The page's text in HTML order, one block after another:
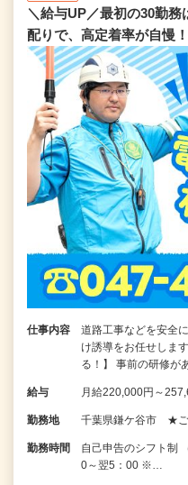
＼給与UP／最初の30勤
配りで、高定着率が自慢
仕事内容
道路工事などを安全
け誘導をお任せしま
る！】 事前の研修が
給与 月給220,000円～
勤務地 千葉県鎌ケ谷市 ★ご
勤務時間
自己申告のシフト制
0～翌5：00 ※…